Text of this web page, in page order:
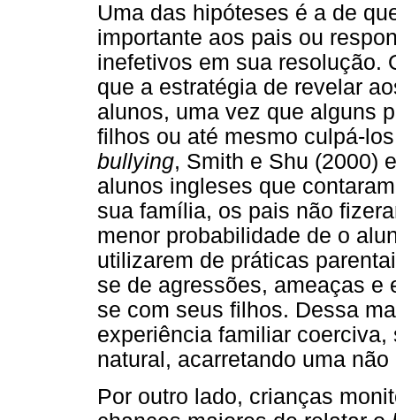
Uma das hipóteses é a de
importante aos pais ou
inefetivos em sua resolução.
que a estratégia de revelar
alunos, uma vez que alguns
filhos ou até mesmo culpá-
bullying, Smith e Shu (2000)
alunos ingleses que
sua família, os pais não
menor probabilidade de o
utilizarem de práticas
se de agressões, ameaças e
se com seus filhos. Dessa
experiência familiar
natural, acarretando uma
Por outro lado, crianças